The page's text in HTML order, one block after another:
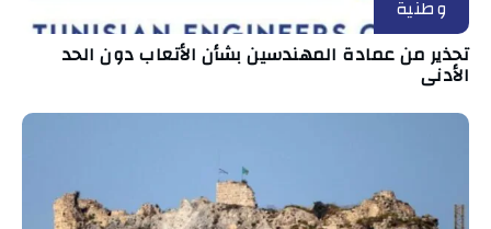
وطنية
تحذير من عمادة المهندسين بشأن الأتعاب دون الحد
الأدنى